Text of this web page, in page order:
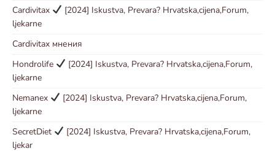
Cardivitax
[2024] Iskustva, Prevara? Hrvatska,cijena,Forum,
ljekarne
Cardivitax мнения
Hondrolife
[2024] Iskustva, Prevara? Hrvatska,cijena,Forum,
ljekarne
Nemanex
[2024] Iskustva, Prevara? Hrvatska,cijena,Forum,
ljekarne
SecretDiet
[2024] Iskustva, Prevara? Hrvatska,cijena,Forum,
ljekar